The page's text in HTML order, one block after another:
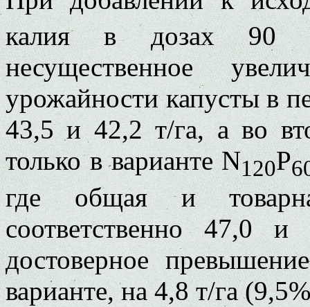
калия в дозах 90
несущественное
урожайности капусты в
43,5 и 42,2 т/га, а во
только в варианте N120P
где общая и
соответственно 47,0
достоверное
варианте, на 4,8 т/га